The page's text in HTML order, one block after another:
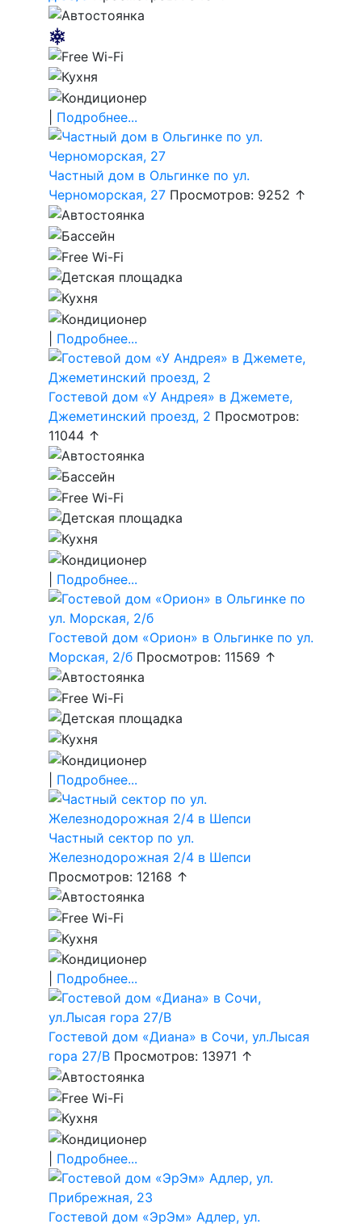
Подробнее...
Частный дом в Ольгинке по ул.
Черноморская, 27 Просмотров: 9252 ↑
Подробнее...
Гостевой дом «У Андрея» в Джемете,
Джеметинский проезд, 2 Просмотров:
11044 ↑
Подробнее...
Гостевой дом «Орион» в Ольгинке по ул.
Морская, 2/б Просмотров: 11569 ↑
Подробнее...
Частный сектор по ул.
Железнодорожная 2/4 в Шепси
Просмотров: 12168 ↑
Подробнее...
Гостевой дом «Диана» в Сочи, ул.Лысая
гора 27/В Просмотров: 13971 ↑
Подробнее...
Гостевой дом «ЭрЭм» Адлер, ул.